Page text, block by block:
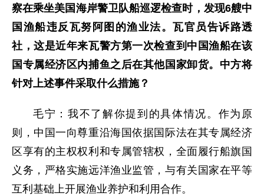
察在乘坐美国海岸警卫队船巡逻检查时，发现6艘中
国渔船违反瓦努阿图的渔业法。瓦官员告诉路透
社，这是近年来瓦警方第一次检查到中国渔船在该
国专属经济区内捕鱼之后在其他国家卸货。中方将
针对上述事件采取什么措施？
毛宁：我不了解你提到的具体情况。作为原
则，中国一向尊重沿海国依据国际法在其专属经济
区享有的主权权利和专属管辖权，全面履行船旗国
义务，严格实施远洋渔业监管，与有关国家在平等
互利基础上开展渔业养护和利用合作。